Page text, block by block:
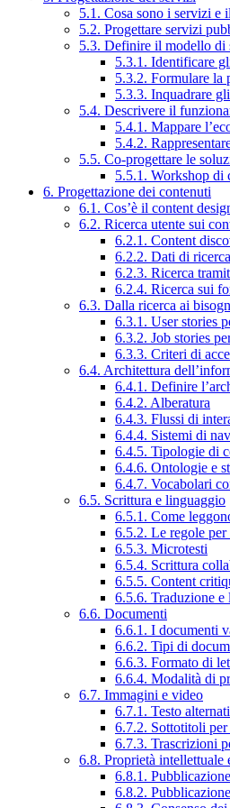
5.1. Cosa sono i servizi e
5.2. Progettare servizi
5.3. Definire il modello di
5.3.1. Identificare
5.3.2. Formulare la
5.3.3. Inquadrare
5.4. Descrivere il
5.4.1. Mappare
5.4.2.
5.5. Co-progettare le
5.5.1. Workshop di
6. Progettazione dei contenuti
6.1. Cos’è il content
6.2. Ricerca utente sui
6.2.1. Content
6.2.2. Dati di
6.2.3. Ricerca
6.2.4. Ricerca sui
6.3. Dalla ricerca ai
6.3.1. User stories
6.3.2. Job stories
6.3.3. Criteri di
6.4. Architettura
6.4.1. Definire
6.4.2. Alberatura
6.4.3. Flussi di
6.4.4. Sistemi di
6.4.5. Tipologie di
6.4.6. Ontologie e
6.4.7. Vocabolari
6.5. Scrittura e linguaggio
6.5.1. Come
6.5.2. Le regole
6.5.3. Microtesti
6.5.4. Scrittura
6.5.5. Content
6.5.6. Traduzione e
6.6. Documenti
6.6.1. I documenti
6.6.2. Tipi di
6.6.3. Formato di
6.6.4. Modalità di
6.7. Immagini e video
6.7.1. Testo
6.7.2. Sottotitoli
6.7.3. Trascrizioni
6.8. Proprietà intellettuale
6.8.1.
6.8.2.